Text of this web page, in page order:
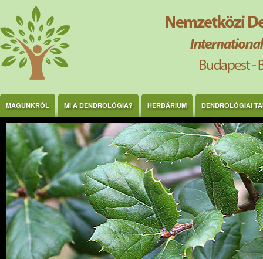
Ugrás a tartalomra
MAGUNKRÓL MI A DENDROLÓGIA? HERBÁRIUM DENDROLÓGIAI